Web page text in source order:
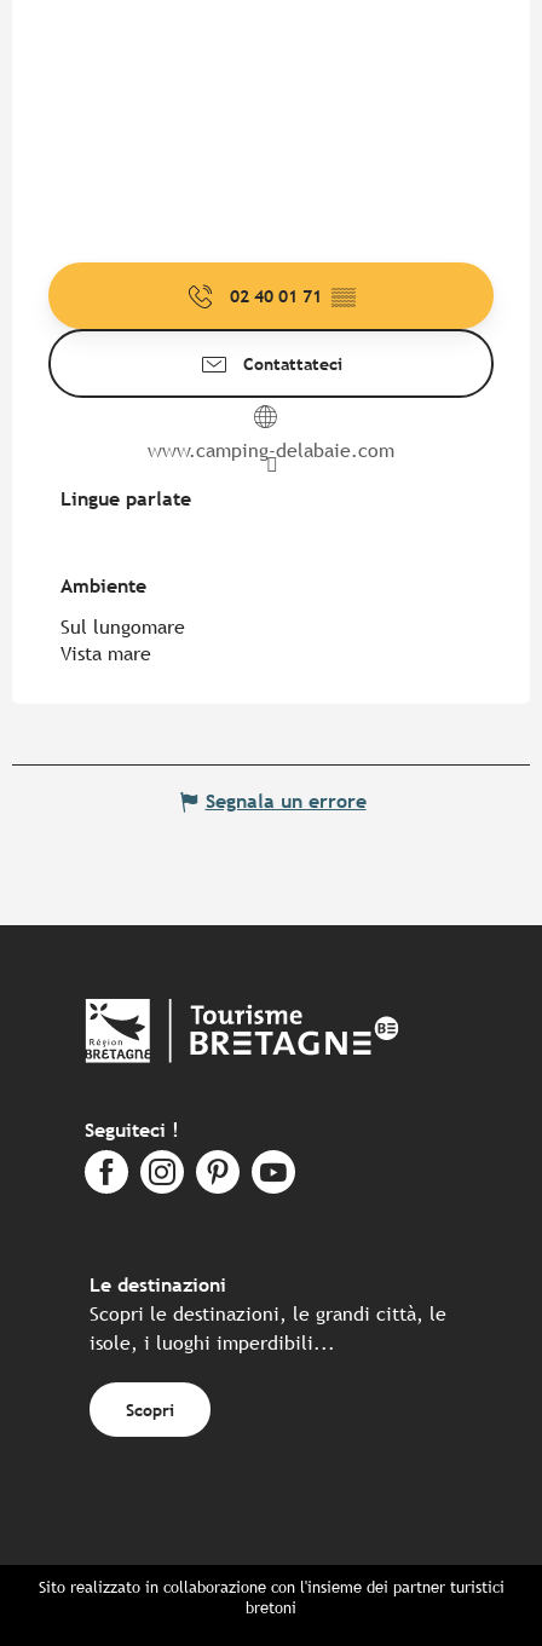
02 40 01 71 ▒▒
Contattateci
www.camping-delabaie.com
Lingue parlate
Lingue parlate
Ambiente
Ambiente
Sul lungomare
Vista mare
Segnala un errore
Seguiteci !
Le destinazioni
Scopri le destinazioni, le grandi città, le
isole, i luoghi imperdibili...
Scopri
Sito realizzato in collaborazione con l'insieme dei partner turistici
bretoni